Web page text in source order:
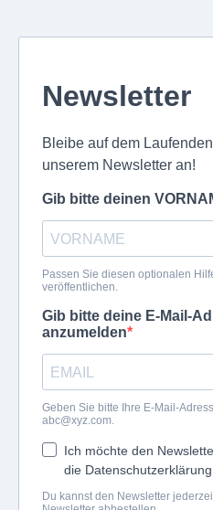
Newsletter
Bleibe auf dem
unserem Newsletter an!
Gib bitte deinen
Passen Sie diesen optionalen
veröffentlichen.
Gib bitte deine E-Mail-
anzumelden
Geben Sie bitte Ihre E-Mail-
abc@xyz.com.
Ich möchte den
die Datenschutzerklärung.
Du kannst den Newsletter